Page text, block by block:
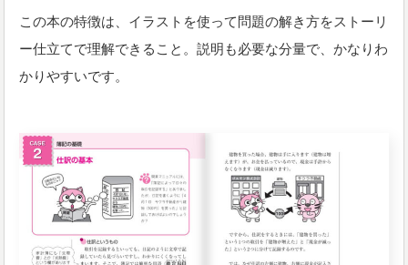
この本の特徴は、イラストを使って問題の解き方をストーリ
ー仕立てで理解できること。説明も必要な分量で、かなりわ
かりやすいです。